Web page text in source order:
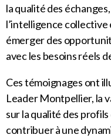
la qualité des
l’intelligence collective
émerger des
avec les besoins réels
Ces témoignages ont
Leader Montpellier, la
sur la qualité des
contribuer à une